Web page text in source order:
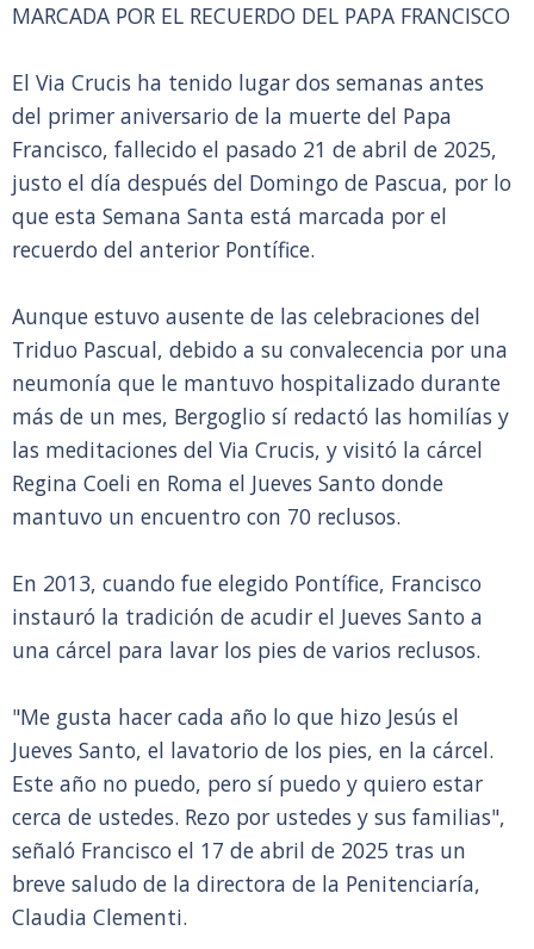
MARCADA POR EL RECUERDO DEL PAPA FRANCISCO
El Via Crucis ha tenido lugar dos semanas antes
del primer aniversario de la muerte del Papa
Francisco, fallecido el pasado 21 de abril de 2025,
justo el día después del Domingo de Pascua, por lo
que esta Semana Santa está marcada por el
recuerdo del anterior Pontífice.
Aunque estuvo ausente de las celebraciones del
Triduo Pascual, debido a su convalecencia por una
neumonía que le mantuvo hospitalizado durante
más de un mes, Bergoglio sí redactó las homilías y
las meditaciones del Via Crucis, y visitó la cárcel
Regina Coeli en Roma el Jueves Santo donde
mantuvo un encuentro con 70 reclusos.
En 2013, cuando fue elegido Pontífice, Francisco
instauró la tradición de acudir el Jueves Santo a
una cárcel para lavar los pies de varios reclusos.
"Me gusta hacer cada año lo que hizo Jesús el
Jueves Santo, el lavatorio de los pies, en la cárcel.
Este año no puedo, pero sí puedo y quiero estar
cerca de ustedes. Rezo por ustedes y sus familias",
señaló Francisco el 17 de abril de 2025 tras un
breve saludo de la directora de la Penitenciaría,
Claudia Clementi.